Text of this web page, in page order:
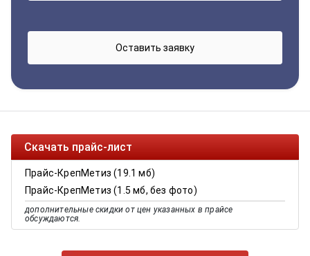
Скачать прайс-лист
Прайс-КрепМетиз (19.1 мб)
Прайс-КрепМетиз (1.5 мб, без фото)
дополнительные скидки от цен указанных в прайсе
обсуждаются.